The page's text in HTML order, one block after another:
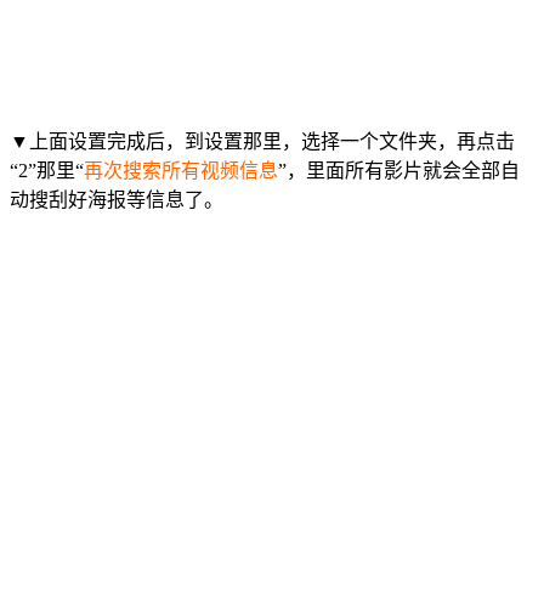
▼上面设置完成后，到设置那里，选择一个文件夹，再点击
“2”那里“再次搜索所有视频信息”，里面所有影片就会全部自
动搜刮好海报等信息了。